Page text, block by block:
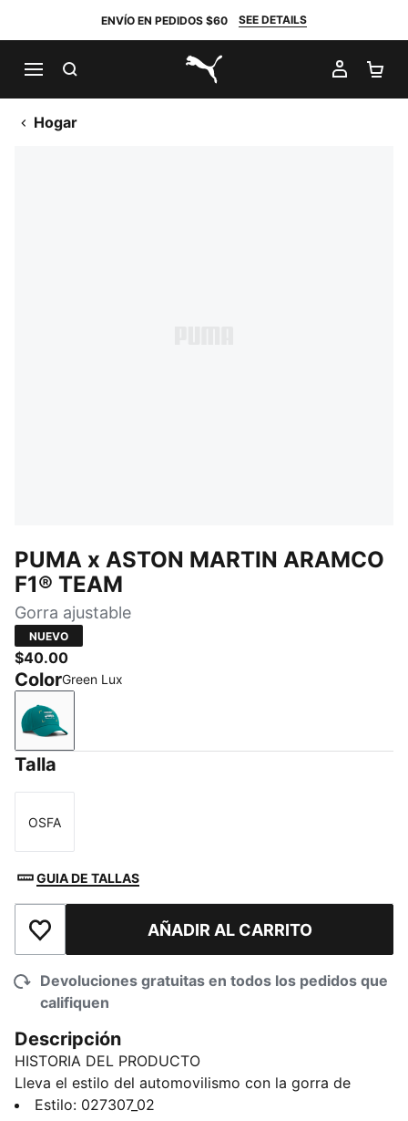
ENVÍO EN PEDIDOS $60 SEE DETAILS
PUMA.com
MI
Hogar
PUMA x ASTON MARTIN ARAMCO
F1® TEAM
Gorra ajustable
NUEVO
$40.00
ColorGreen Lux
Green Lux
Talla
Talla
OSFA
GUIA DE TALLAS
Añadir a la lista de deseosAÑADIR AL CARRITO
Devoluciones gratuitas en todos los pedidos que
califiquen
Descripción
HISTORIA DEL PRODUCTO
Lleva el estilo del automovilismo con la gorra de
béisbol PUMA x ASTON MARTIN ARAMCO F1® TEAM.
Estilo: 027307_02